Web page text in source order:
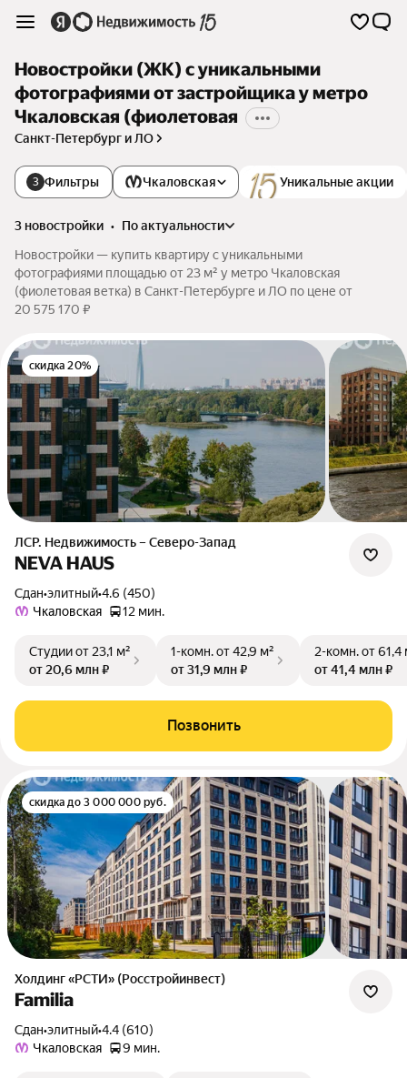
Новостройки (ЖК) с уникальными
фотографиями от застройщика у метро
Чкаловская (фиолетовая
Санкт-Петербург и ЛО
3 Фильтры Уникальные акции
Чкаловская
3 новостройки •
по актуальности
Новостройки — купить квартиру с уникальными
фотографиями площадью от 23 м² у метро Чкаловская
(фиолетовая ветка) в Санкт-Петербурге и ЛО по цене от
20 575 170 ₽
скидка 20%
ЛСР. Недвижимость – Северо-Запад
NEVA HAUS
Сдан•элитный•4.6 (450)
Чкаловская
12 мин.
Студииот 23,1 м²
от 20,6 млн ₽
1-комн.от 42,9 м²
от 31,9 млн ₽
2-комн.от 61,4
от 41,4 млн ₽
Позвонить
скидка до 3 000 000 руб.
Холдинг «РСТИ» (Росстройинвест)
Familia
Сдан•элитный•4.4 (610)
Чкаловская
9 мин.